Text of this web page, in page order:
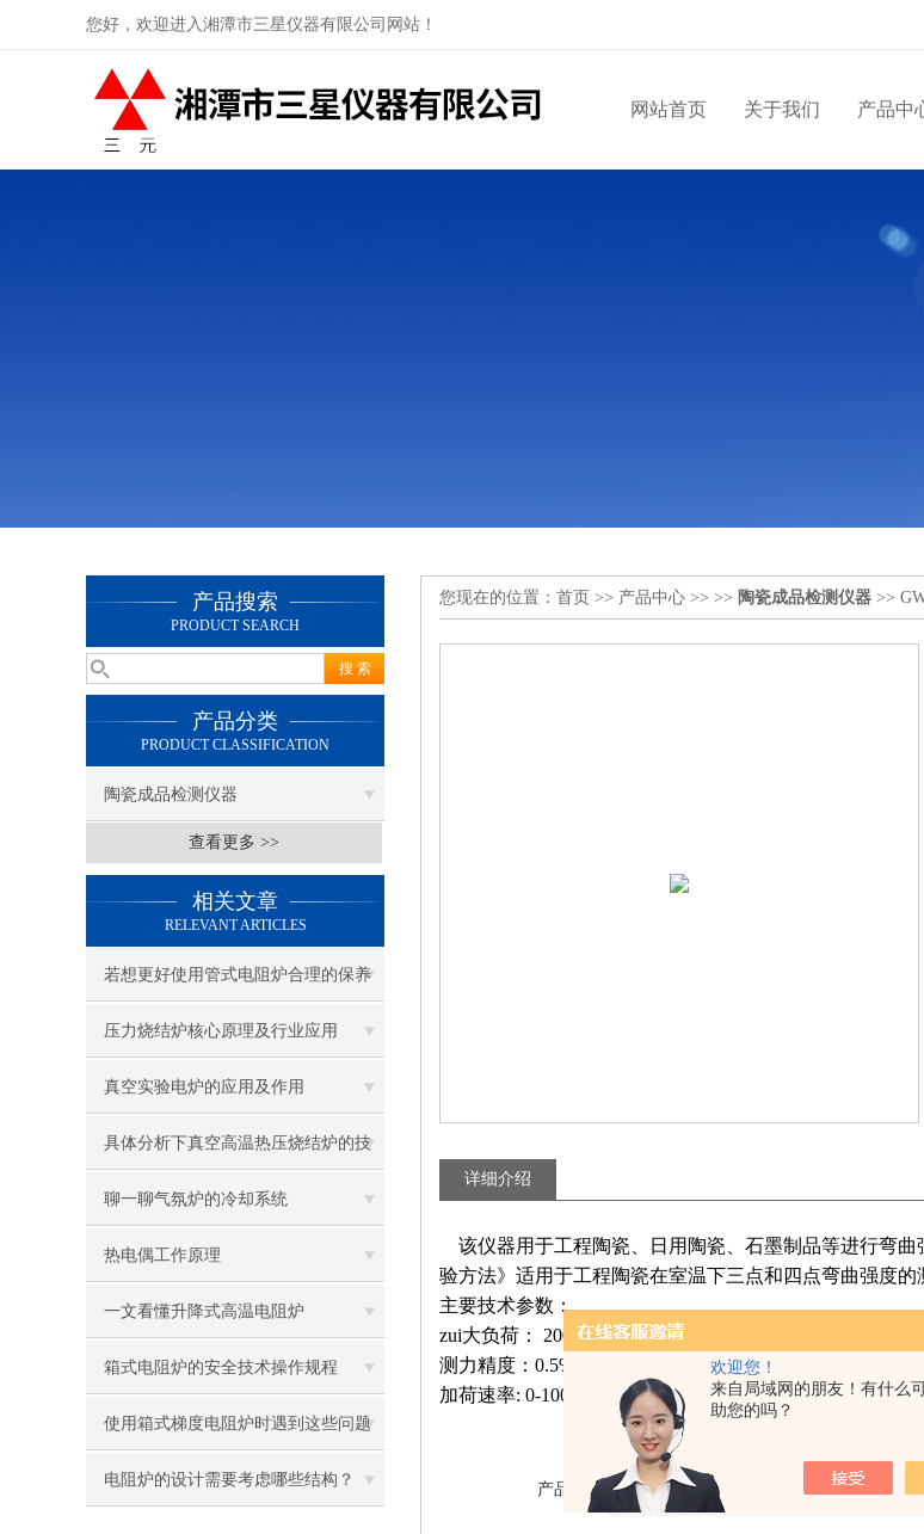
欢迎您！
来自局域网的朋友！有什么
助您的吗？
您好，欢迎进入湘潭市三星仪器有限公司网站！
网站首页 关于我们 产品中
产品搜索
PRODUCT SEARCH
产品分类
PRODUCT CLASSIFICATION
陶瓷成品检测仪器
查看更多 >>
相关文章
RELEVANT ARTICLES
若想更好使用管式电阻炉合理的保养
方法很重要
压力烧结炉核心原理及行业应用
真空实验电炉的应用及作用
具体分析下真空高温热压烧结炉的技
术原理
聊一聊气氛炉的冷却系统
热电偶工作原理
一文看懂升降式高温电阻炉
箱式电阻炉的安全技术操作规程
使用箱式梯度电阻炉时遇到这些问题
不要慌
电阻炉的设计需要考虑哪些结构？
您现在的位置： 首页 >> 产品中心 >> >> 陶瓷成品检测仪器 >>
详细介绍
该仪器用于工程陶瓷、日用陶瓷、石墨制品等进行弯曲
验方法》适用于工程陶瓷在室温下三点和四点弯曲强度的
主要技术参数：
zui大负荷： 20000N；
测力精度：0.5%
加荷速率: 0-100N/S任意可调。
产品：